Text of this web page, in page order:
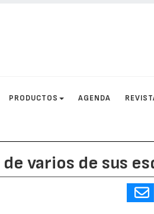
PRODUCTOS AGENDA
varios de sus